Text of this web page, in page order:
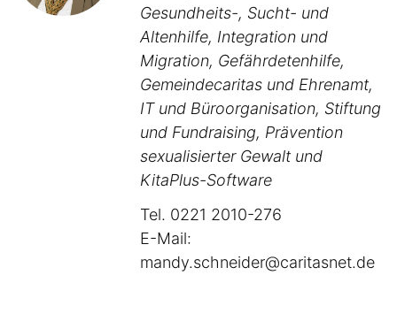
Gesundheits-, Sucht- und
Altenhilfe, Integration und
Migration, Gefährdetenhilfe,
Gemeindecaritas und Ehrenamt,
IT und Büroorganisation, Stiftung
und Fundraising, Prävention
sexualisierter Gewalt und
KitaPlus-Software
Tel. 0221 2010-276
E-Mail:
mandy.schneider@caritasnet.de